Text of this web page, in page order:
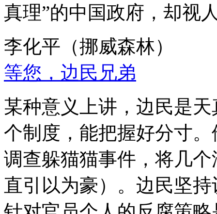
真理”的中国政府，却视
李化平（挪威森林）
等您，边民兄弟
某种意义上讲，边民是
个制度，能把握好分寸
调查躲猫猫事件，将几
直引以为豪）。边民坚